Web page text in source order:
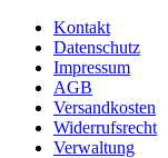
Kontakt
Datenschutz
Impressum
AGB
Versandkosten
Widerrufsrecht
Verwaltung